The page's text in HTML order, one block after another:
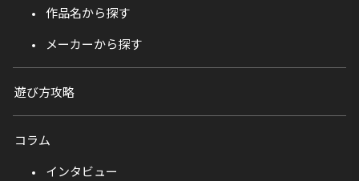
作品名から探す
メーカーから探す
遊び方攻略
コラム
インタビュー